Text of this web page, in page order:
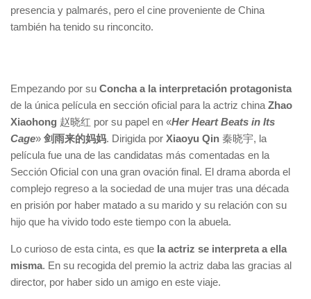
presencia y palmarés, pero el cine proveniente de China
también ha tenido su rinconcito.
Empezando por su Concha a la interpretación protagonista
de la única película en sección oficial para la actriz china Zhao
Xiaohong 赵晓红 por su papel en «Her Heart Beats in Its
Cage» 剑雨来的妈妈. Dirigida por Xiaoyu Qin 秦晓宇, la
película fue una de las candidatas más comentadas en la
Sección Oficial con una gran ovación final. El drama aborda el
complejo regreso a la sociedad de una mujer tras una década
en prisión por haber matado a su marido y su relación con su
hijo que ha vivido todo este tiempo con la abuela.
Lo curioso de esta cinta, es que la actriz se interpreta a ella
misma. En su recogida del premio la actriz daba las gracias al
director, por haber sido un amigo en este viaje.